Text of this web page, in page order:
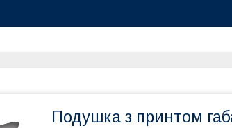
Подушка з принтом